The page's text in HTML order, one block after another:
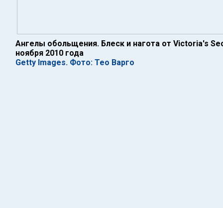
Ангелы обольщения. Блеск и нагота от Victoria's
ноября 2010 года
Getty Images. Фото: Тео Варго